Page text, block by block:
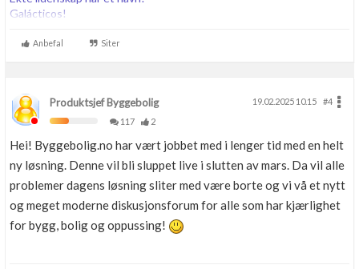
Galácticos!
Anbefal Siter
Produktsjef Byggebolig 19.02.2025 10.15
#4
117
2
Hei! Byggebolig.no har vært jobbet med i lenger tid med en helt
ny løsning. Denne vil bli sluppet live i slutten av mars. Da vil alle
problemer dagens løsning sliter med være borte og vi vå et nytt
og meget moderne diskusjonsforum for alle som har kjærlighet
for bygg, bolig og oppussing!